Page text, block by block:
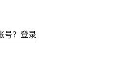
号？登录